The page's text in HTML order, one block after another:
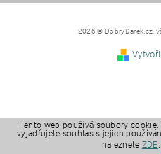
2026 © DobryDarek.cz,
Tento web používá soubory
vyjadřujete souhlas s jejich
naleznete ZDE